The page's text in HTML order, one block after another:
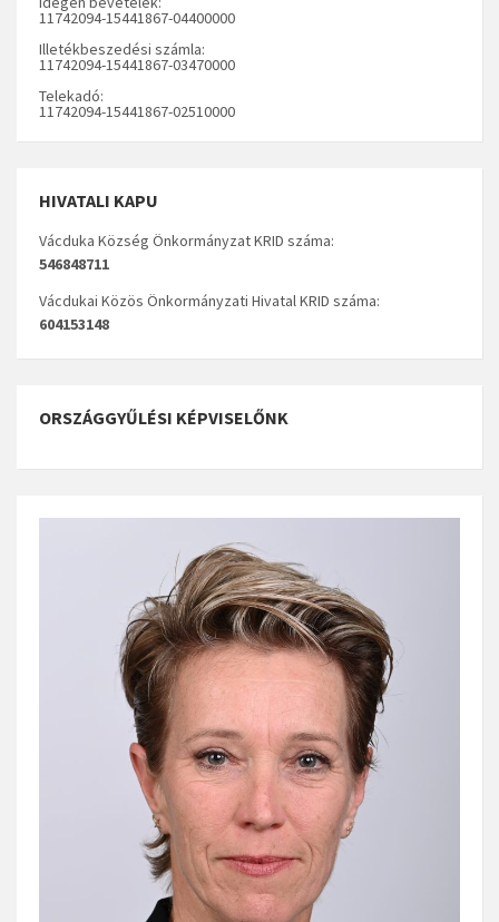
11742094-15441867-04400000
Illetékbeszedési számla:
11742094-15441867-03470000
Telekadó:
11742094-15441867-02510000
HIVATALI KAPU
Vácduka Község Önkormányzat KRID száma:
546848711
Vácdukai Közös Önkormányzati Hivatal KRID száma:
604153148
ORSZÁGGYŰLÉSI KÉPVISELŐNK